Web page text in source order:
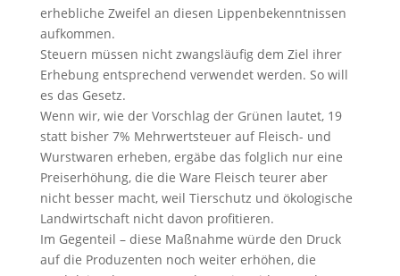
erhebliche Zweifel an diesen Lippenbekenntnissen
aufkommen.
Steuern müssen nicht zwangsläufig dem Ziel ihrer
Erhebung entsprechend verwendet werden. So will
es das Gesetz.
Wenn wir, wie der Vorschlag der Grünen lautet, 19
statt bisher 7% Mehrwertsteuer auf Fleisch- und
Wurstwaren erheben, ergäbe das folglich nur eine
Preiserhöhung, die die Ware Fleisch teurer aber
nicht besser macht, weil Tierschutz und ökologische
Landwirtschaft nicht davon profitieren.
Im Gegenteil – diese Maßnahme würde den Druck
auf die Produzenten noch weiter erhöhen, die